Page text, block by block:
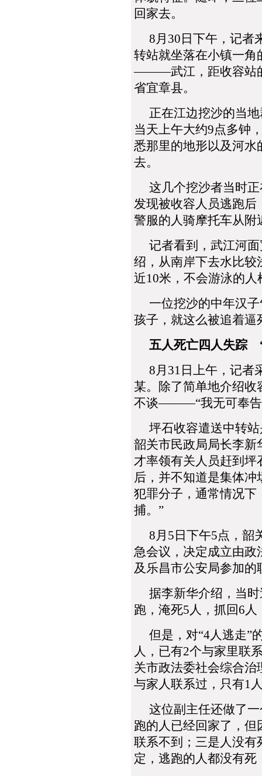
回家去。
8月30日下午，记者
转站就坐落在小镇一
―――武江，距收容站
省宜章县。
正在江边挖沙的当地
当天上午大约9点多钟
悉那里的地形以及河
去。
这几个挖沙者当时正
发现被收容人员逃跑
警服的人骑摩托车从
记者看到，武江河面
绍，从南岸下去水比较
近10米，不会游泳的
一位挖沙的中年汉子
孩子，就这么被追着逼
五人死亡四人失踪
8月31日上午，记者
某。除了简单地介绍
不谈―――“我无可奉告
坪石收容遣送中转站
韶关市民政局局长李新
才率领有关人员赶到坪
后，并不知道是集体
犯罪分子，通常情况
捕。”
8月5日下午5点，韶
急会议，决定成立由
及乐昌市公安局参加的
据李新华介绍，当时
跑，淹死5人，抓回6人
但是，对“4人逃走”
人，已有2个与家里联
关市政法委社会综合
与家人联系过，只有1
这位副主任还做了一
跑的人已经回家了，
联系不到；三是人没
定，逃跑的人都没有死